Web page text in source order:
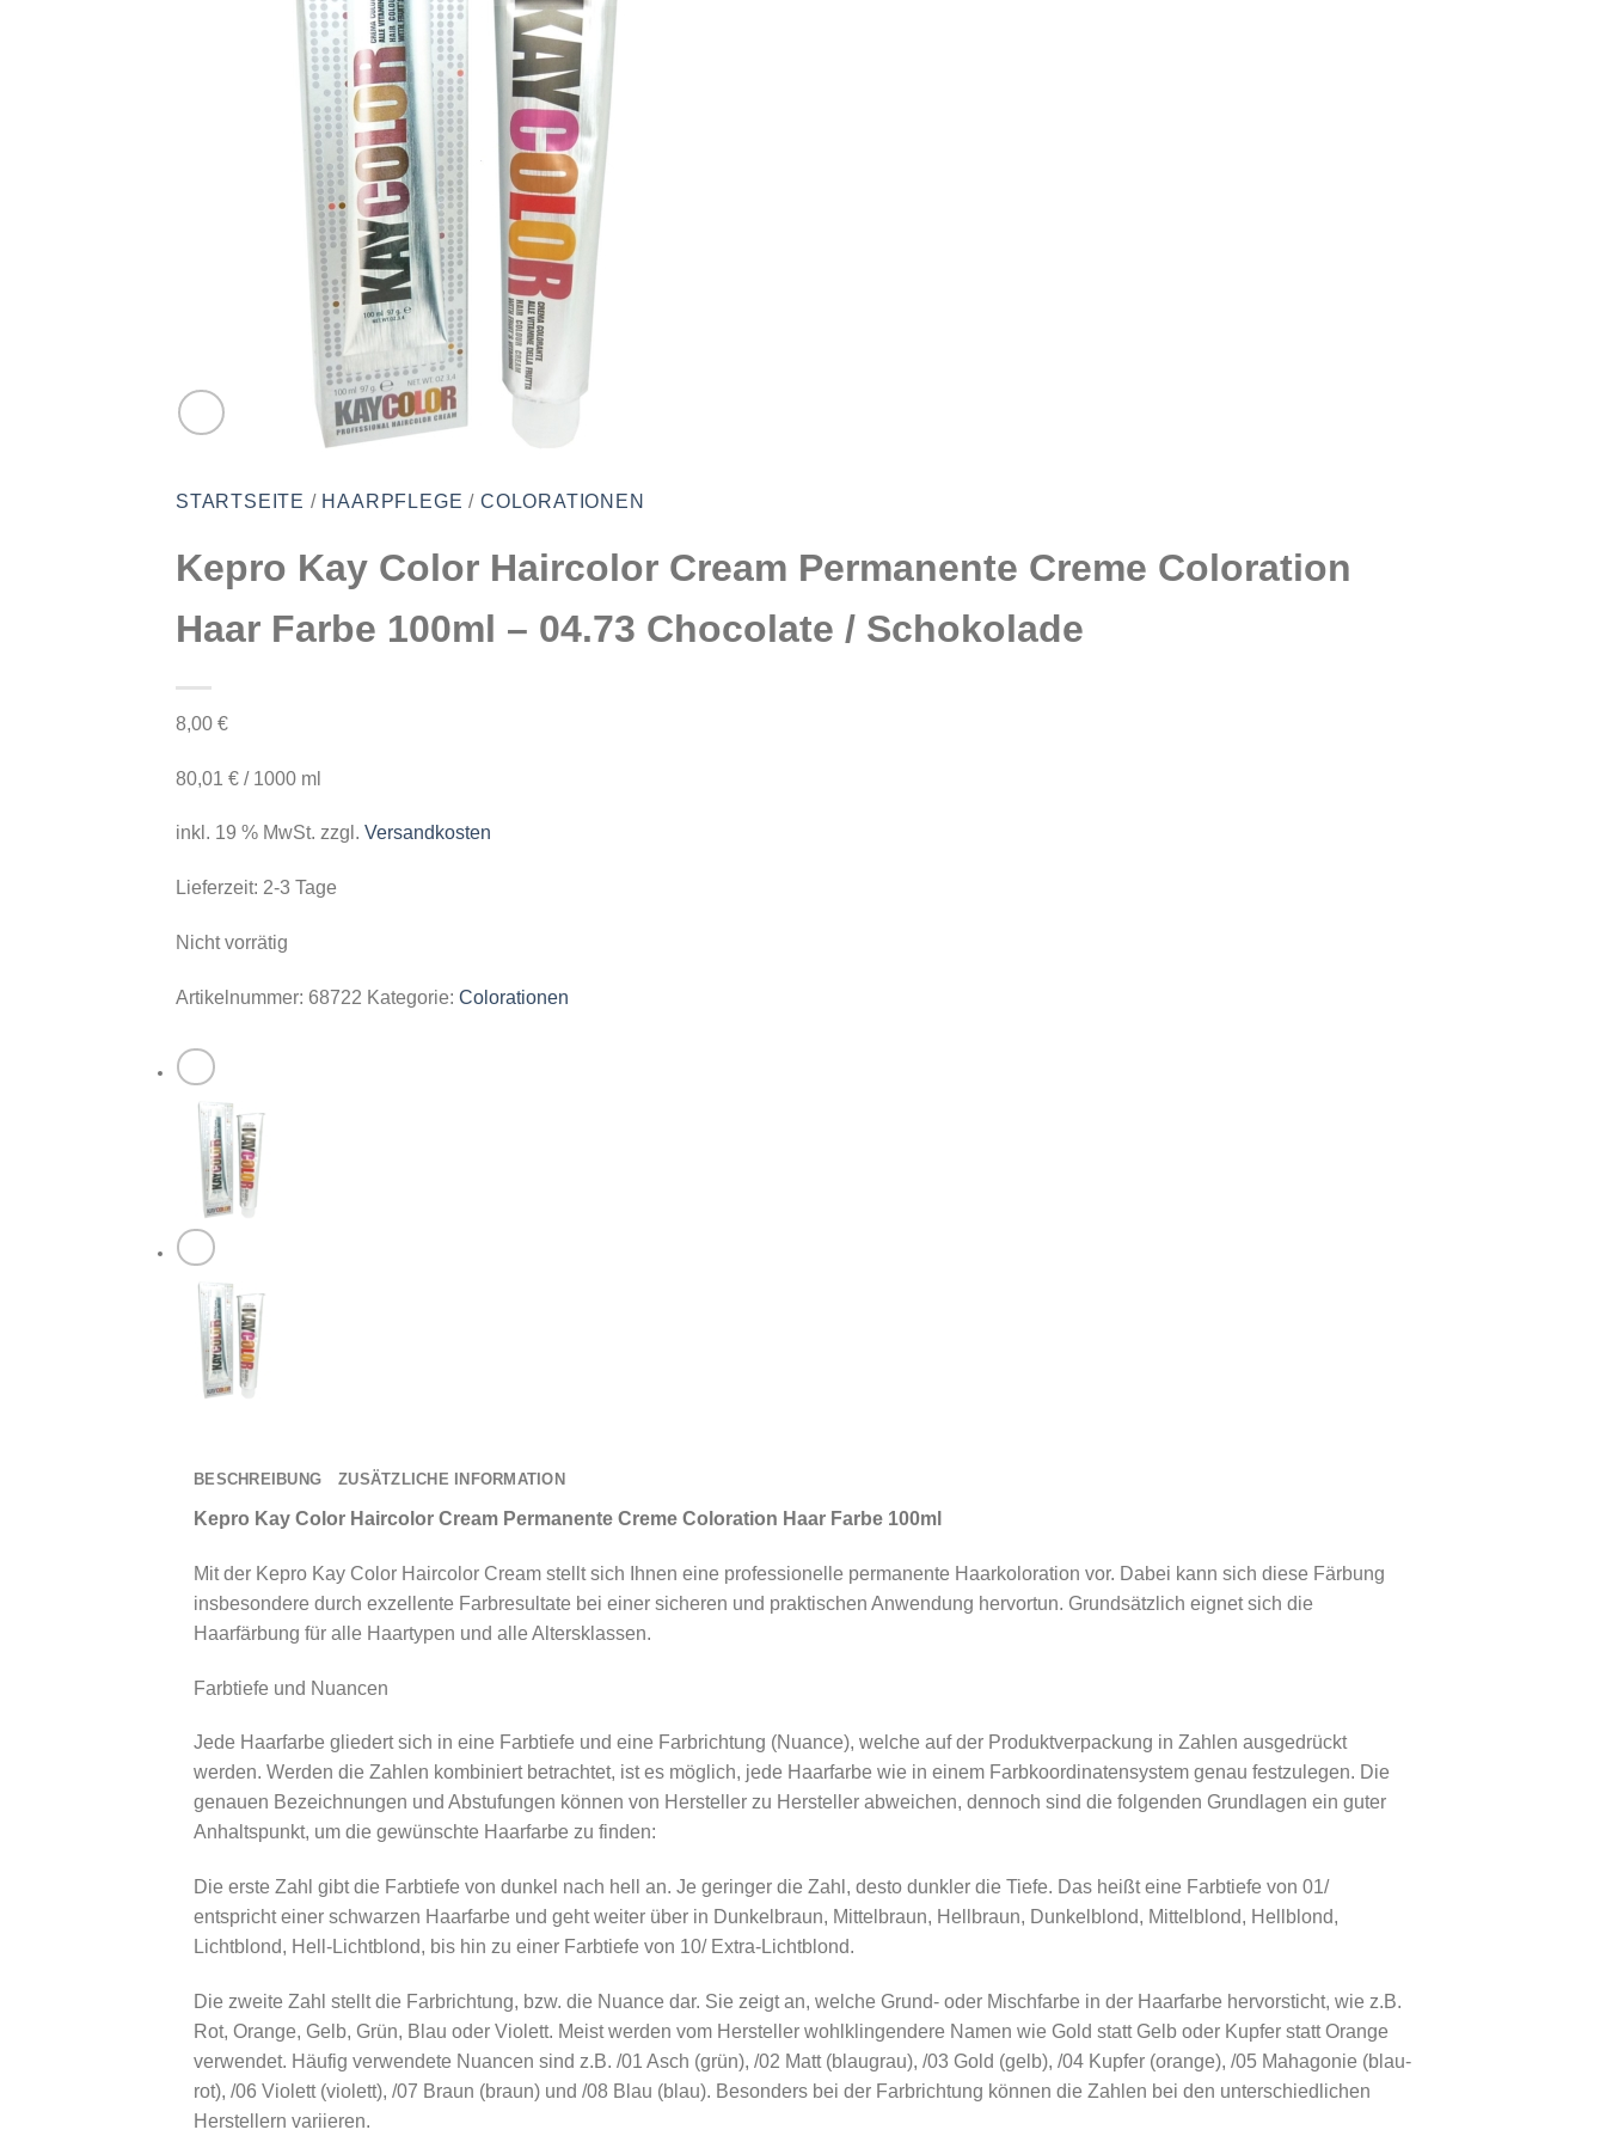
STARTSEITE / HAARPFLEGE / COLORATIONEN
Kepro Kay Color Haircolor Cream Permanente Creme Coloration
Haar Farbe 100ml – 04.73 Chocolate / Schokolade
8,00 €
80,01 € / 1000 ml
inkl. 19 % MwSt. zzgl. Versandkosten
Lieferzeit: 2-3 Tage
Nicht vorrätig
Artikelnummer: 68722 Kategorie: Colorationen
BESCHREIBUNG ZUSÄTZLICHE INFORMATION
Kepro Kay Color Haircolor Cream Permanente Creme Coloration Haar Farbe 100ml
Mit der Kepro Kay Color Haircolor Cream stellt sich Ihnen eine professionelle permanente Haarkoloration vor. Dabei kann sich diese Färbung
insbesondere durch exzellente Farbresultate bei einer sicheren und praktischen Anwendung hervortun. Grundsätzlich eignet sich die
Haarfärbung für alle Haartypen und alle Altersklassen.
Farbtiefe und Nuancen
Jede Haarfarbe gliedert sich in eine Farbtiefe und eine Farbrichtung (Nuance), welche auf der Produktverpackung in Zahlen ausgedrückt
werden. Werden die Zahlen kombiniert betrachtet, ist es möglich, jede Haarfarbe wie in einem Farbkoordinatensystem genau festzulegen. Die
genauen Bezeichnungen und Abstufungen können von Hersteller zu Hersteller abweichen, dennoch sind die folgenden Grundlagen ein guter
Anhaltspunkt, um die gewünschte Haarfarbe zu finden:
Die erste Zahl gibt die Farbtiefe von dunkel nach hell an. Je geringer die Zahl, desto dunkler die Tiefe. Das heißt eine Farbtiefe von 01/
entspricht einer schwarzen Haarfarbe und geht weiter über in Dunkelbraun, Mittelbraun, Hellbraun, Dunkelblond, Mittelblond, Hellblond,
Lichtblond, Hell-Lichtblond, bis hin zu einer Farbtiefe von 10/ Extra-Lichtblond.
Die zweite Zahl stellt die Farbrichtung, bzw. die Nuance dar. Sie zeigt an, welche Grund- oder Mischfarbe in der Haarfarbe hervorsticht, wie z.B.
Rot, Orange, Gelb, Grün, Blau oder Violett. Meist werden vom Hersteller wohlklingendere Namen wie Gold statt Gelb oder Kupfer statt Orange
verwendet. Häufig verwendete Nuancen sind z.B. /01 Asch (grün), /02 Matt (blaugrau), /03 Gold (gelb), /04 Kupfer (orange), /05 Mahagonie (blau-
rot), /06 Violett (violett), /07 Braun (braun) und /08 Blau (blau). Besonders bei der Farbrichtung können die Zahlen bei den unterschiedlichen
Herstellern variieren.